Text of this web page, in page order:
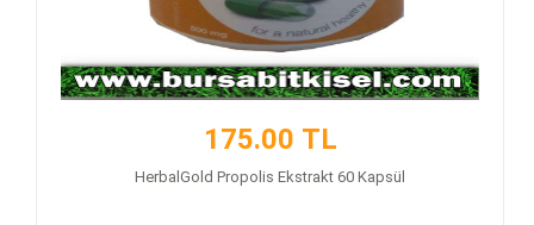
175.00 TL
HerbalGold Propolis Ekstrakt 60 Kapsül